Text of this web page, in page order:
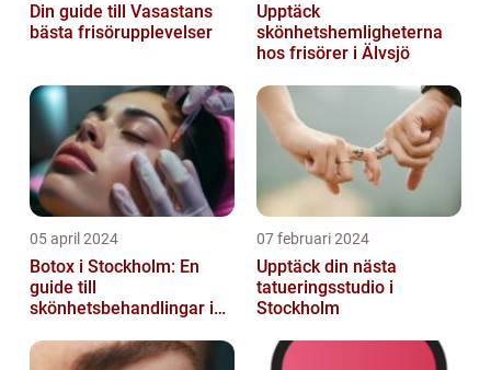
Din guide till Vasastans
bästa frisörupplevelser
Upptäck
skönhetshemligheterna
hos frisörer i Älvsjö
05 april 2024
Botox i Stockholm: En
guide till
skönhetsbehandlingar i
07 februari 2024
Upptäck din nästa
tatueringsstudio i
Stockholm